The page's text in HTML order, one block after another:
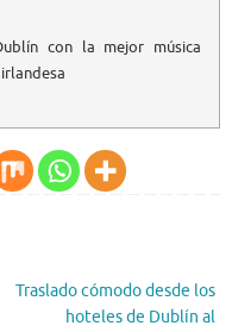
con la mejor música
Traslado cómodo desde los
hoteles de Dublín al